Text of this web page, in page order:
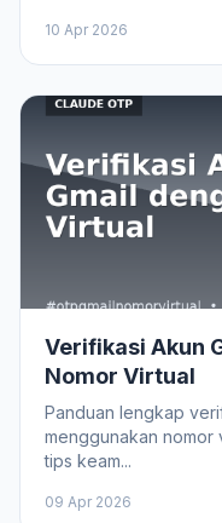
10 Apr 2026
Verifikasi Akun
Nomor Virtual
Panduan lengkap
menggunakan nomor
tips keam...
09 Apr 2026